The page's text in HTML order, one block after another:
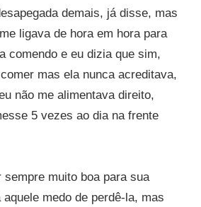
demais, já disse, mas
ligava de hora em hora para
comendo e eu dizia que sim,
mas ela nunca acreditava,
não me alimentava direito,
5 vezes ao dia na frente
sempre muito boa para sua
aquele medo de perdê-la, mas